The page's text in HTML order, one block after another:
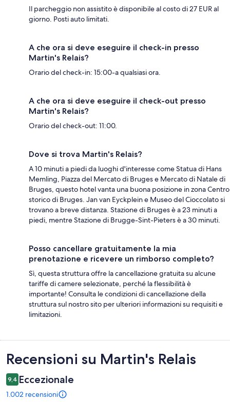
Il parcheggio non assistito è disponibile al costo di 27 EUR al
giorno. Posti auto limitati.
A che ora si deve eseguire il check-in presso
Martin's Relais?
Orario del check-in: 15:00-a qualsiasi ora.
A che ora si deve eseguire il check-out presso
Martin's Relais?
Orario del check-out: 11:00.
Dove si trova Martin's Relais?
A 10 minuti a piedi da luoghi d'interesse come Statua di Hans
Memling, Piazza del Mercato di Bruges e Mercato di Natale di
Bruges, questo hotel vanta una buona posizione in zona Centro
storico di Bruges. Jan van Eyckplein e Museo del Cioccolato si
trovano a breve distanza. Stazione di Bruges è a 23 minuti a
piedi, mentre Stazione di Brugge-Sint-Pieters è a 30 minuti.
Posso cancellare gratuitamente la mia
prenotazione e ricevere un rimborso completo?
Sì, questa struttura offre la cancellazione gratuita su alcune
tariffe di camere selezionate, perché la flessibilità è
importante! Consulta le condizioni di cancellazione della
struttura sul nostro sito per ulteriori informazioni su requisiti e
limitazioni.
Recensioni
Recensioni su Martin's Relais
9,4 Eccezionale
1.002 recensioni